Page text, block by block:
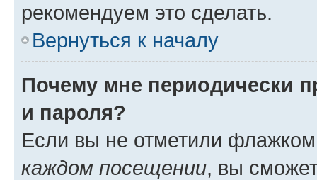
рекомендуем это сделать.
Вернуться к началу
Почему мне периодически
и пароля?
Если вы не отметили
каждом посещении, вы